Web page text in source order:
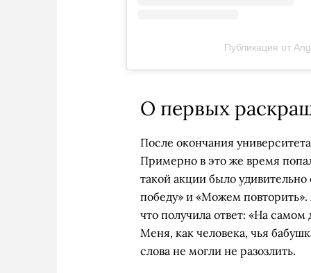
Публикация от
О первых
После окончания
Примерно в это же время
такой акции было
победу» и «Можем повторить».
что получила ответ: «На самом
Меня, как человека, чья
слова не могли не разозлить.